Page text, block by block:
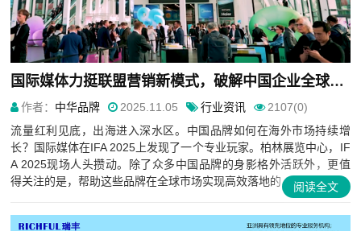
国际媒体力挺联盟营销新模式，破解中国企业全球化增长难题
作者： 中华品牌 2025.11.05 行业资讯
2107(0)
流量红利见底，出海进入深水区。中国品牌如何在海外市场持续增
长？国际媒体在IFA 2025上发现了一个专业玩家。柏林展览中心，IF
A 2025现场人头攒动。除了众多中国品牌的身影格外活跃外，更值
得关注的是，帮助这些品牌在全球市场实现高效落地的... 阅读全文